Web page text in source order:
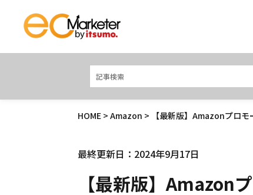
HOME > Amazon > 【最新版】Amazonプロモ
最終更新日：2024年9月17日
【最新版】Amazon